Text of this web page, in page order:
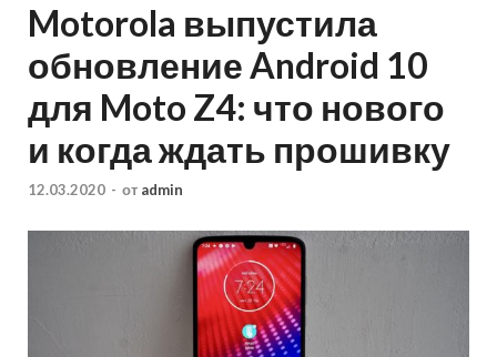
Motorola выпустила
обновление Android 10
для Moto Z4: что нового
и когда ждать прошивку
12.03.2020 - от admin